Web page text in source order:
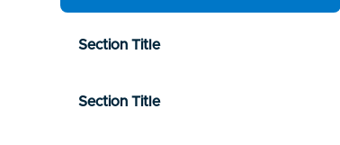
Section Title
Section Title